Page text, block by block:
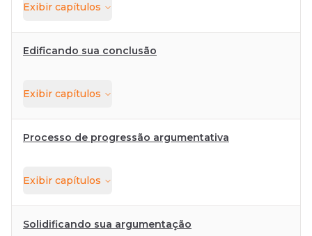
Exibir capítulos
Edificando sua conclusão
Exibir capítulos
Processo de progressão argumentativa
Exibir capítulos
Solidificando sua argumentação